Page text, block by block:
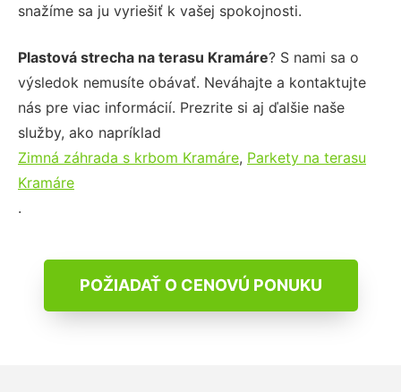
snažíme sa ju vyriešiť k vašej spokojnosti.
Plastová strecha na terasu Kramáre? S nami sa o
výsledok nemusíte obávať. Neváhajte a kontaktujte
nás pre viac informácií. Prezrite si aj ďalšie naše
služby, ako napríklad
Zimná záhrada s krbom Kramáre, Parkety na terasu
Kramáre
.
POŽIADAŤ O CENOVÚ PONUKU